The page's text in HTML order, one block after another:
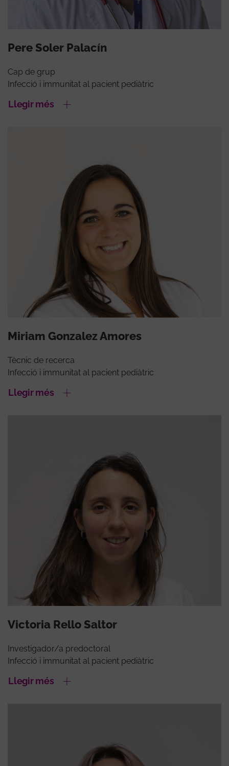
Pere Soler Palacín
Cap de grup
Infecció i immunitat al pacient pediàtric
Llegir més
Miriam Gonzalez Amores
Tècnic de recerca
Infecció i immunitat al pacient pediàtric
Llegir més
Victoria Rello Saltor
Investigador/a predoctoral
Infecció i immunitat al pacient pediàtric
Llegir més